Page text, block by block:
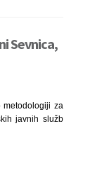
Sevnica,
metodologiji za
javnih služb